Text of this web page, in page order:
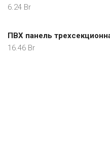
6.24 Br
ПВХ панель
16.46 Br